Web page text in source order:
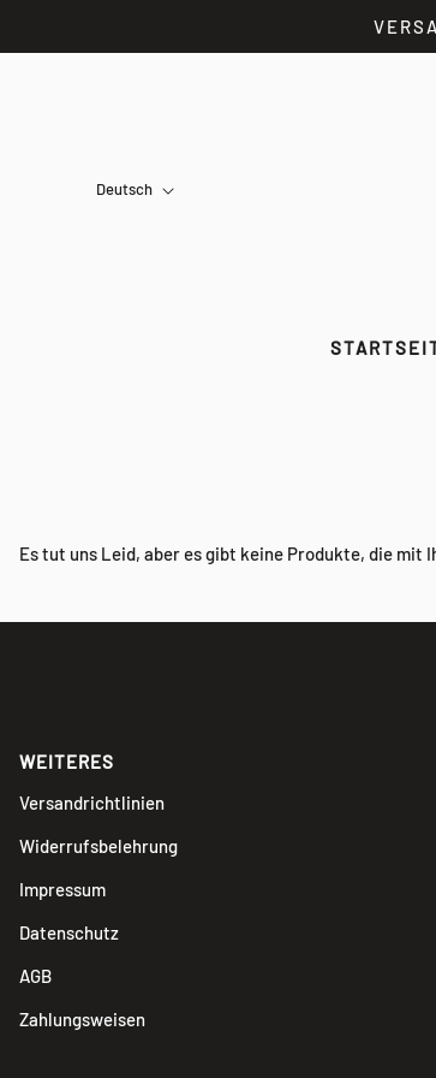
Deutsch
Es tut uns Leid, aber es gibt keine Produkte, die mit
WEITERES
Versandrichtlinien
Widerrufsbelehrung
Impressum
Datenschutz
AGB
Zahlungsweisen